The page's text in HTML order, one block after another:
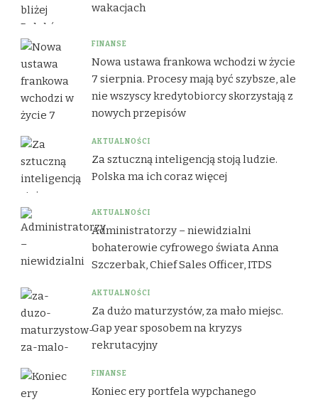
wakacjach
FINANSE
Nowa ustawa frankowa wchodzi w życie
7 sierpnia. Procesy mają być szybsze, ale
nie wszyscy kredytobiorcy skorzystają z
nowych przepisów
AKTUALNOŚCI
Za sztuczną inteligencją stoją ludzie.
Polska ma ich coraz więcej
AKTUALNOŚCI
Administratorzy – niewidzialni
bohaterowie cyfrowego świata Anna
Szczerbak, Chief Sales Officer, ITDS
AKTUALNOŚCI
Za dużo maturzystów, za mało miejsc.
Gap year sposobem na kryzys
rekrutacyjny
FINANSE
Koniec ery portfela wypchanego